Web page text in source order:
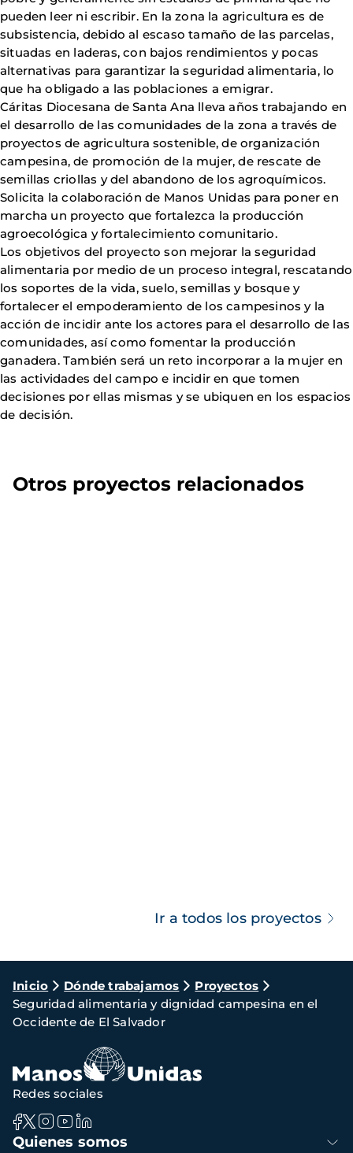
pueden leer ni escribir. En la zona la agricultura es de
subsistencia, debido al escaso tamaño de las parcelas,
situadas en laderas, con bajos rendimientos y pocas
alternativas para garantizar la seguridad alimentaria, lo
que ha obligado a las poblaciones a emigrar.
Cáritas Diocesana de Santa Ana lleva años trabajando en
el desarrollo de las comunidades de la zona a través de
proyectos de agricultura sostenible, de organización
campesina, de promoción de la mujer, de rescate de
semillas criollas y del abandono de los agroquímicos.
Solicita la colaboración de Manos Unidas para poner en
marcha un proyecto que fortalezca la producción
agroecológica y fortalecimiento comunitario.
Los objetivos del proyecto son mejorar la seguridad
alimentaria por medio de un proceso integral, rescatando
los soportes de la vida, suelo, semillas y bosque y
fortalecer el empoderamiento de los campesinos y la
acción de incidir ante los actores para el desarrollo de las
comunidades, así como fomentar la producción
ganadera. También será un reto incorporar a la mujer en
las actividades del campo e incidir en que tomen
decisiones por ellas mismas y se ubiquen en los espacios
de decisión.
Otros proyectos relacionados
Ir a todos los proyectos
Ruta
de
navegación
Inicio Dónde trabajamos
Proyectos
Seguridad alimentaria y dignidad campesina en el
Occidente de El Salvador
Navegación
Quienes somos
Redes sociales